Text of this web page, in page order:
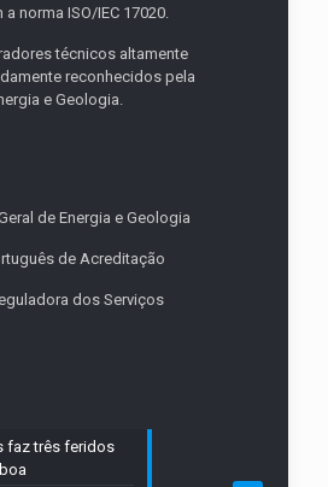
norma ISO/IEC 17020.
técnicos altamente
reconhecidos pela
e Geologia.
de Energia e Geologia
de Acreditação
dos Serviços
faz três feridos